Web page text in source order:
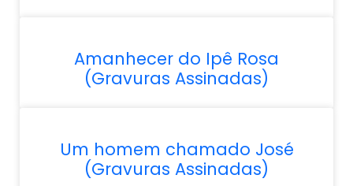
Amanhecer do Ipê Rosa
(Gravuras Assinadas)
Um homem chamado José
(Gravuras Assinadas)